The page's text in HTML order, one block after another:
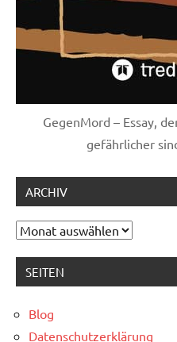
GegenMord – Essay,
gefährlicher
ARCHIV
Archiv
SEITEN
Blog
Datenschutzerklärung